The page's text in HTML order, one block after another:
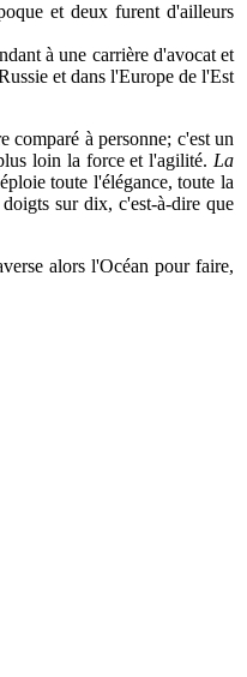
et deux furent d'ailleurs
à une carrière d'avocat et
et dans l'Europe de l'Est
comparé à personne; c'est un
loin la force et l'agilité. La
toute l'élégance, toute la
sur dix, c'est-à-dire que
alors l'Océan pour faire,